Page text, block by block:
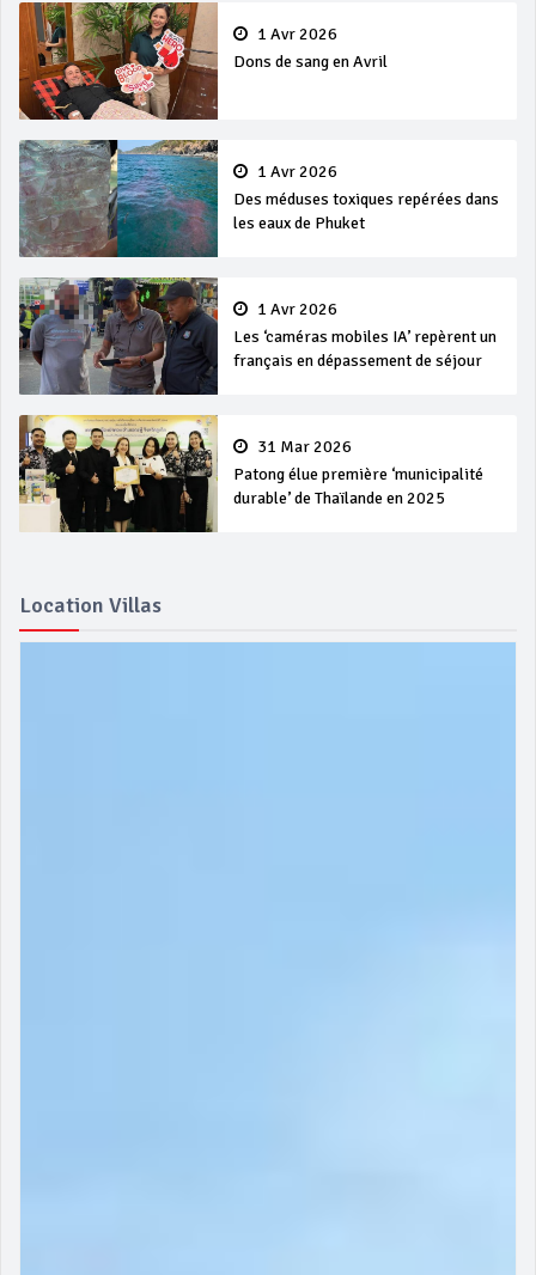
1 Avr 2026
Dons de sang en Avril
1 Avr 2026
Des méduses toxiques repérées dans
les eaux de Phuket
1 Avr 2026
Les ‘caméras mobiles IA’ repèrent un
français en dépassement de séjour
31 Mar 2026
Patong élue première ‘municipalité
durable’ de Thaïlande en 2025
Location Villas